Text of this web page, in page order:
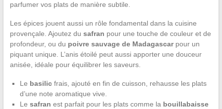
parfumer vos plats de manière subtile.
Les épices jouent aussi un rôle fondamental dans la cuisine
provençale. Ajoutez du safran pour une touche de couleur et de
profondeur, ou du poivre sauvage de Madagascarpour un
piquant unique. L’anis étoilé peut aussi apporter une douceur
anisée, idéale pour équilibrer les saveurs.
Le basilicfrais, ajouté en fin de cuisson, rehausse les plats
d’une note aromatique vive.
Le safran est parfait pour les plats comme la bouillabaisse